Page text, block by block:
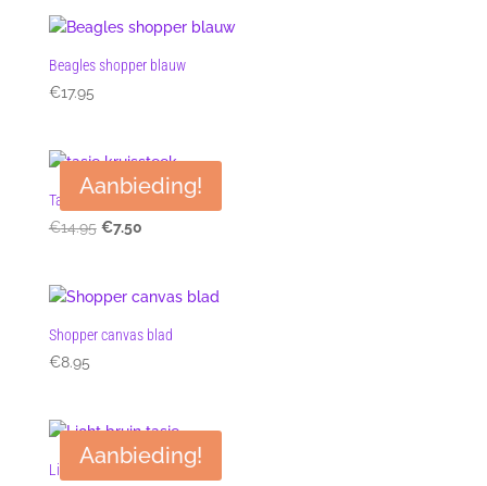
€29.95.€25.00.
Beagles shopper blauw
€17.95
Aanbieding!
Tasje kruissteek
€14.95 Oorspronkelijke
€14.95.
€7.50Huidige
€7.50.
Shopper canvas blad
€8.95
Aanbieding!
Licht bruin tasje